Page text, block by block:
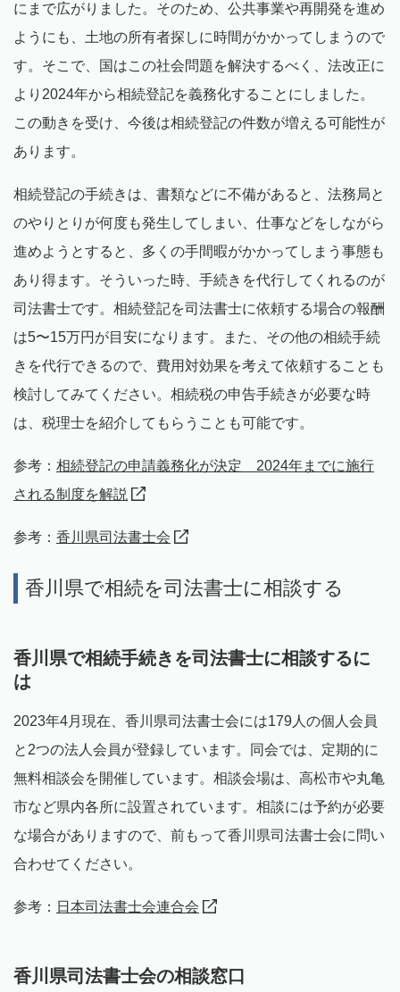
にまで広がりました。そのため、公共事業や再開発を進め
ようにも、土地の所有者探しに時間がかかってしまうので
す。そこで、国はこの社会問題を解決するべく、法改正に
より2024年から相続登記を義務化することにしました。
この動きを受け、今後は相続登記の件数が増える可能性が
あります。
相続登記の手続きは、書類などに不備があると、法務局と
のやりとりが何度も発生してしまい、仕事などをしながら
進めようとすると、多くの手間暇がかかってしまう事態も
あり得ます。そういった時、手続きを代行してくれるのが
司法書士です。相続登記を司法書士に依頼する場合の報酬
は5〜15万円が目安になります。また、その他の相続手続
きを代行できるので、費用対効果を考えて依頼することも
検討してみてください。相続税の申告手続きが必要な時
は、税理士を紹介してもらうことも可能です。
参考： 相続登記の申請義務化が決定 2024年までに施行
される制度を解説
参考： 香川県司法書士会
香川県で相続を司法書士に相談する
香川県で相続手続きを司法書士に相談するに
は
2023年4月現在、香川県司法書士会には179人の個人会員
と2つの法人会員が登録しています。同会では、定期的に
無料相談会を開催しています。相談会場は、高松市や丸亀
市など県内各所に設置されています。相談には予約が必要
な場合がありますので、前もって香川県司法書士会に問い
合わせてください。
参考： 日本司法書士会連合会
香川県司法書士会の相談窓口